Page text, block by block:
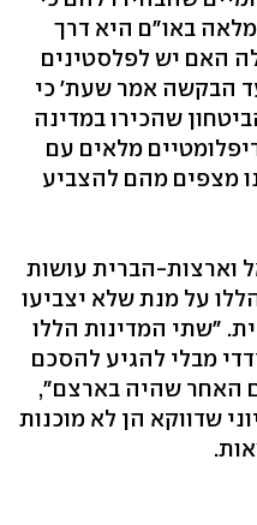
באו"ם היא דרך
האם יש לפלסטינים
בעד הבקשה אמר שעת' כי
שהכירו במדינה
מלאים עם
מצפים מהם להצביע
וארצות-הברית עושות
על מנת שלא יצביעו
"שתי המדינות הללו
מבלי להגיע להסכם
האחר שהיה בארצם",
שדווקא הן לא מוכנות